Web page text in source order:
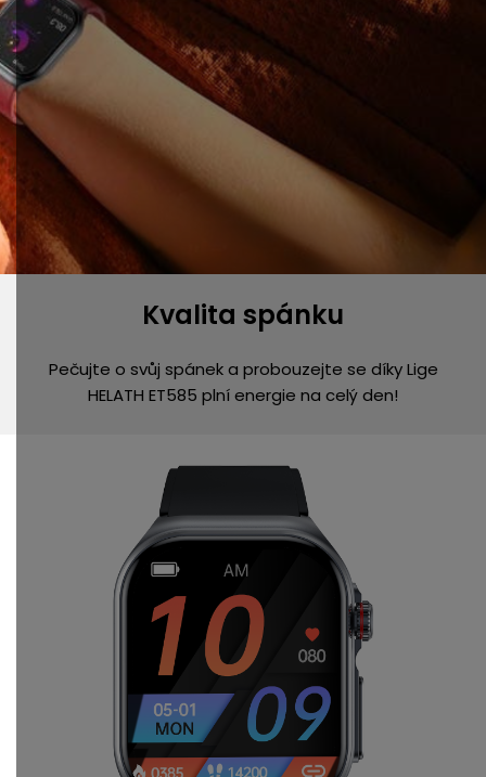
Kvalita spánku
Pečujte o svůj spánek a probouzejte se díky Lige
HELATH ET585 plní energie na celý den!